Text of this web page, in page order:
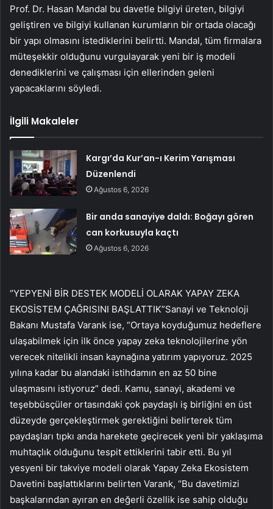
Prof. Dr. Hasan Mandal bu davetle bilgiyi üreten, bilgiyi
geliştiren ve bilgiyi kullanan kurumların bir ortada olacağı
bir yapı olmasını istediklerini belirtti. Mandal, tüm firmalara
müteşekkir olduğunu vurgulayarak yeni bir iş modeli
denediklerini ve çalışması için ellerinden geleni
yapacaklarını söyledi.
İlgili Makaleler
Kargı’da Kur’an-ı Kerim Yarışması
Düzenlendi
Ağustos 6, 2026
Bir anda sanayiye daldı: Boğayı gören
can korkusuyla kaçtı
Ağustos 6, 2026
“YEPYENİ BİR DESTEK MODELİ OLARAK YAPAY ZEKA
EKOSİSTEM ÇAĞRISINI BAŞLATTIK”Sanayi ve Teknoloji
Bakanı Mustafa Varank ise, “Ortaya koyduğumuz hedeflere
ulaşabilmek için ilk önce yapay zeka teknolojilerine yön
verecek nitelikli insan kaynağına yatırım yapıyoruz. 2025
yılına kadar bu alandaki istihdamın en az 50 bine
ulaşmasını istiyoruz” dedi. Kamu, sanayi, akademi ve
teşebbüsçüler ortasındaki çok paydaşlı iş birliğini en üst
düzeyde gerçekleştirmek gerektiğini belirterek tüm
paydaşları tıpkı anda harekete geçirecek yeni bir yaklaşıma
muhtaçlık olduğunu tespit ettiklerini tabir etti. Bu yıl
yesyeni bir takviye modeli olarak Yapay Zeka Ekosistem
Davetini başlattıklarını belirten Varank, “Bu davetimizi
başkalarından ayıran en değerli özellik ise sahip olduğu